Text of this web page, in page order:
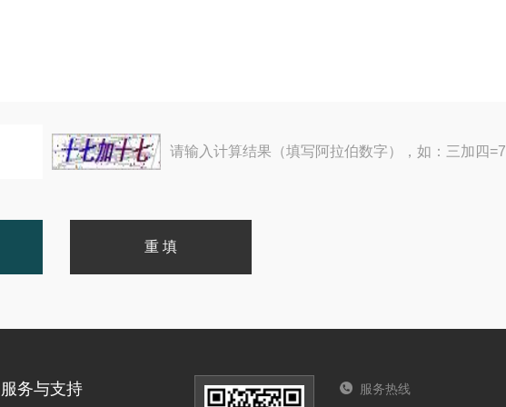
请输入计算结果（填写阿拉伯数字），如：三加四=7
服务与支持 服务热线